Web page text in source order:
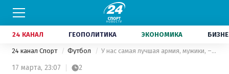
24 КАНАЛ ГЕОПОЛИТИКА ЭКОНОМИКА
24 канал Спорт Футбол У нас самая лучшая армия, мужики, – Виктор Коваленко поддержал украинских защитников
17 марта, 23:07 2